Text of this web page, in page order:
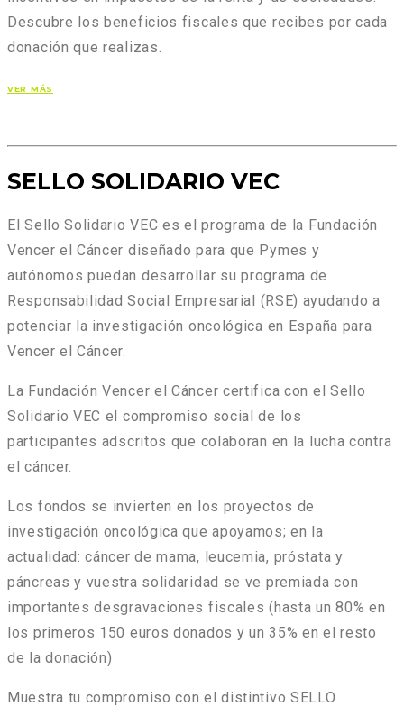
Descubre los beneficios fiscales que recibes por cada
donación que realizas.
VER MÁS
SELLO SOLIDARIO VEC
El Sello Solidario VEC es el programa de la Fundación
Vencer el Cáncer diseñado para que Pymes y
autónomos puedan desarrollar su programa de
Responsabilidad Social Empresarial (RSE) ayudando a
potenciar la investigación oncológica en España para
Vencer el Cáncer.
La Fundación Vencer el Cáncer certifica con el Sello
Solidario VEC el compromiso social de los
participantes adscritos que colaboran en la lucha contra
el cáncer.
Los fondos se invierten en los proyectos de
investigación oncológica que apoyamos; en la
actualidad: cáncer de mama, leucemia, próstata y
páncreas y vuestra solidaridad se ve premiada con
importantes desgravaciones fiscales (hasta un 80% en
los primeros 150 euros donados y un 35% en el resto
de la donación)
Muestra tu compromiso con el distintivo SELLO